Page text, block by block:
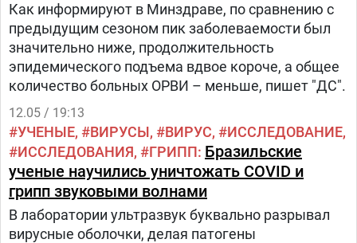
Как информируют в Минздраве, по сравнению с
предыдущим сезоном пик заболеваемости был
значительно ниже, продолжительность
эпидемического подъема вдвое короче, а общее
количество больных ОРВИ – меньше, пишет "ДС".
12.05 / 19:13
УЧЕНЫЕ ВИРУСЫ ВИРУС
ИССЛЕДОВАНИЕ
ИССЛЕДОВАНИЯ
ГРИПП Бразильские
ученые научились уничтожать COVID и
грипп звуковыми волнами
В лаборатории ультразвук буквально разрывал
вирусные оболочки, делая патогены